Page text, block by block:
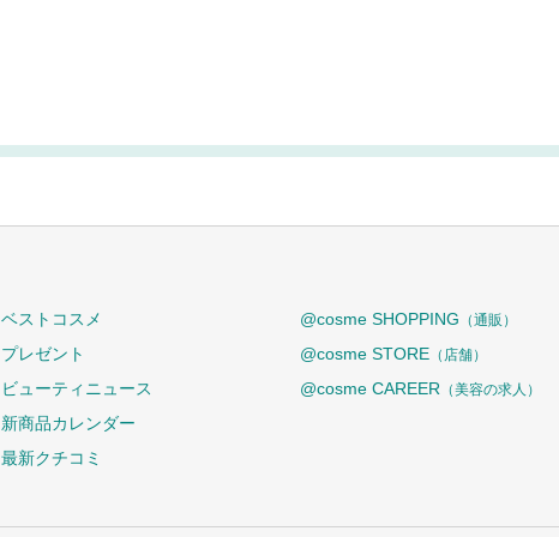
ベストコスメ
プレゼント
ビューティニュース
新商品カレンダー
最新クチコミ
@cosme SHOPPING （通販）
@cosme STORE （店舗）
@cosme CAREER （美容の求人）